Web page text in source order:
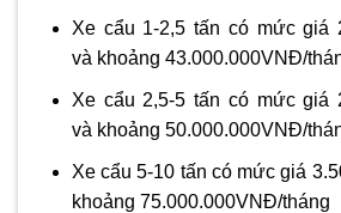
Xe cẩu 1-2,5 tấn có mức giá
và khoảng 43.000.000VNĐ/
Xe cẩu 2,5-5 tấn có mức giá
và khoảng 50.000.000VNĐ/
Xe cẩu 5-10 tấn có mức giá
khoảng 75.000.000VNĐ/tháng